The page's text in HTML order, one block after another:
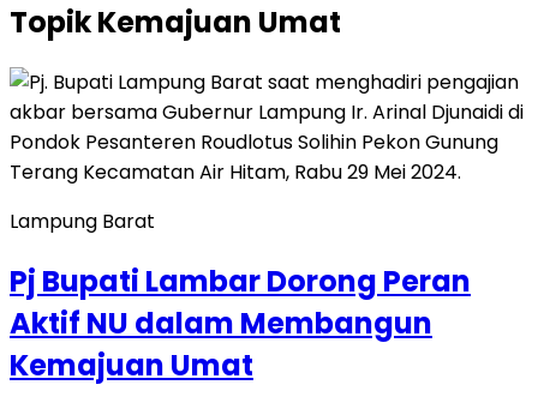
TopikKemajuan Umat
Lampung Barat
Pj Bupati Lambar Dorong Peran
Aktif NU dalam Membangun
Kemajuan Umat